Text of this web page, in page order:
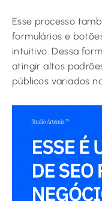
Esse processo
formulários e
intuitivo. Dessa
atingir altos
públicos variados